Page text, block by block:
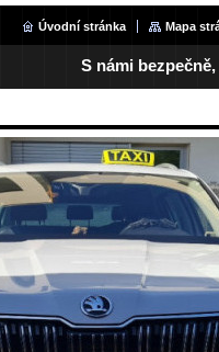
Úvodní stránka Mapa
S námi